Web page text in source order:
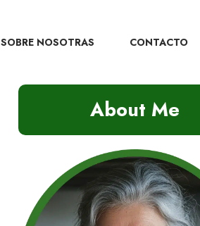
SOBRE NOSOTRAS CONTACTO
About Me